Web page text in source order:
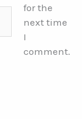
for the
next time
I
comment.